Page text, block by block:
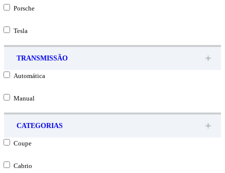
Porsche
Tesla
TRANSMISSÃO
Automática
Manual
CATEGORIAS
Coupe
Cabrio